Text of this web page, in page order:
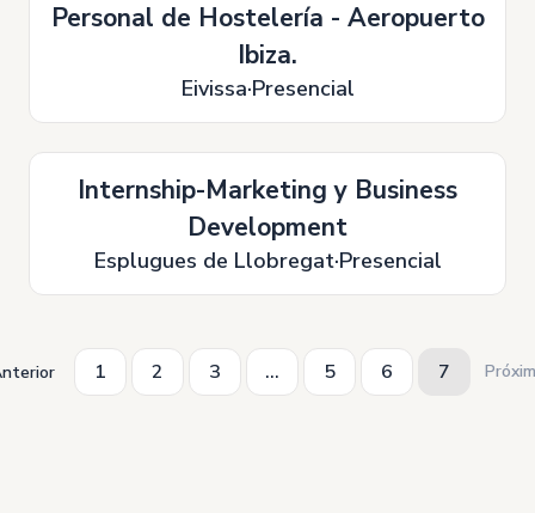
Personal de Hostelería - Aeropuerto
Ibiza.
Eivissa Presencial
Internship-Marketing y Business
Development
Esplugues de Llobregat Presencial
1 2 3 ... 5 6 7